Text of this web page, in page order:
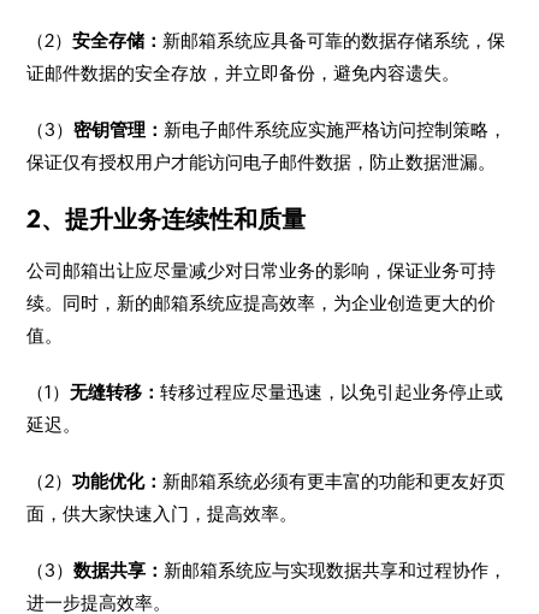
（2）安全存储： 新邮箱系统应具备可靠的数据存储系统，保
证邮件数据的安全存放，并立即备份，避免内容遗失。
（3）密钥管理： 新电子邮件系统应实施严格访问控制策略，
保证仅有授权用户才能访问电子邮件数据，防止数据泄漏。
2、提升业务连续性和质量
公司邮箱出让应尽量减少对日常业务的影响，保证业务可持
续。同时，新的邮箱系统应提高效率，为企业创造更大的价
值。
（1）无缝转移：转移过程应尽量迅速，以免引起业务停止或
延迟。
（2）功能优化： 新邮箱系统必须有更丰富的功能和更友好页
面，供大家快速入门，提高效率。
（3）数据共享： 新邮箱系统应与实现数据共享和过程协作，
进一步提高效率。